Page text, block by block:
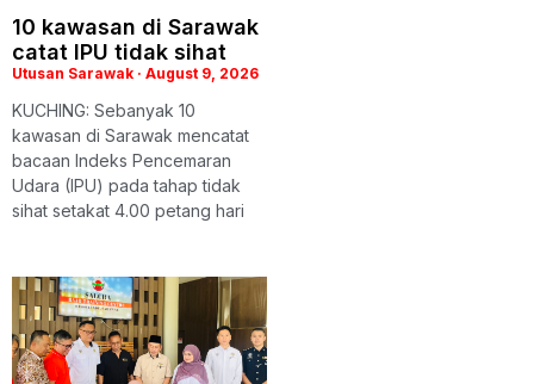
10 kawasan di Sarawak
catat IPU tidak sihat
Utusan Sarawak August 9, 2026
KUCHING: Sebanyak 10
kawasan di Sarawak mencatat
bacaan Indeks Pencemaran
Udara (IPU) pada tahap tidak
sihat setakat 4.00 petang hari